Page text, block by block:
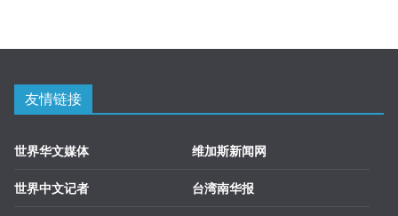
友情链接
世界华文媒体
世界中文记者
维加斯新闻网
台湾南华报